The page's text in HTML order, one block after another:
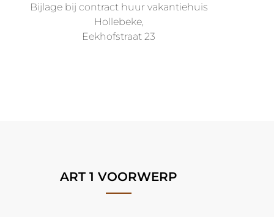
Bijlage bij contract huur vakantiehuis
Hollebeke,
Eekhofstraat 23
ART 1 VOORWERP